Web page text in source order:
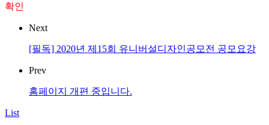
확인
Next
[필독] 2020년 제15회 유니버설디자인공모전 공모요강
Prev
홈페이지 개편 중입니다.
List